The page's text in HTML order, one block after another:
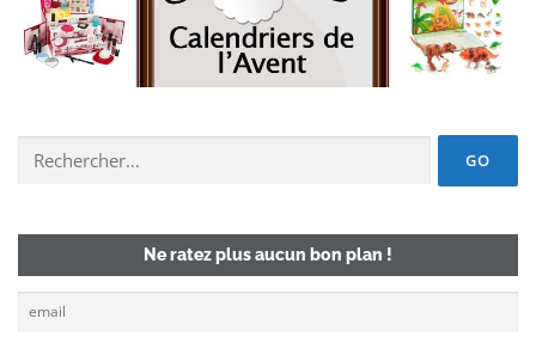
Ne ratez plus aucun bon plan !